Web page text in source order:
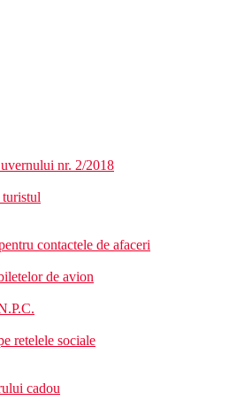
nr. 2/2018
contactele de afaceri
de avion
retelele sociale
cadou